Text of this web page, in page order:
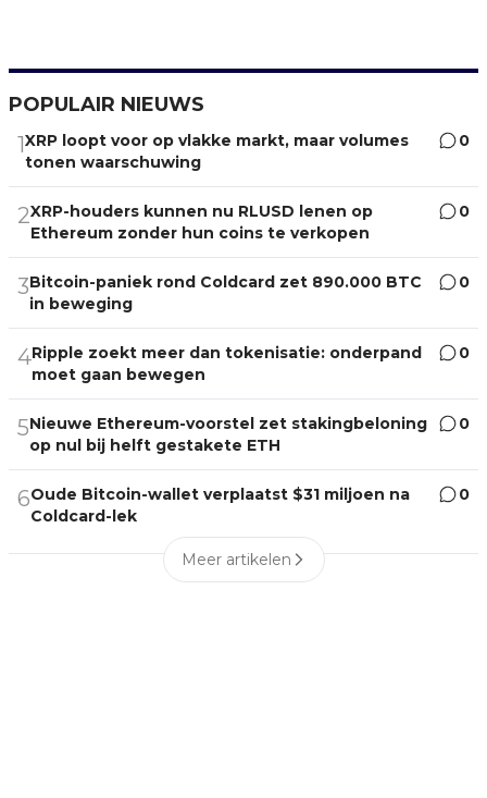
POPULAIR NIEUWS
1XRP loopt voor op vlakke markt, maar volumes
tonen waarschuwing
0
2XRP-houders kunnen nu RLUSD lenen op
Ethereum zonder hun coins te verkopen
0
3Bitcoin-paniek rond Coldcard zet 890.000 BTC
in beweging
0
4Ripple zoekt meer dan tokenisatie: onderpand
moet gaan bewegen
0
5Nieuwe Ethereum-voorstel zet stakingbeloning
op nul bij helft gestakete ETH
0
6Oude Bitcoin-wallet verplaatst $31 miljoen na
Coldcard-lek
0
Meer artikelen